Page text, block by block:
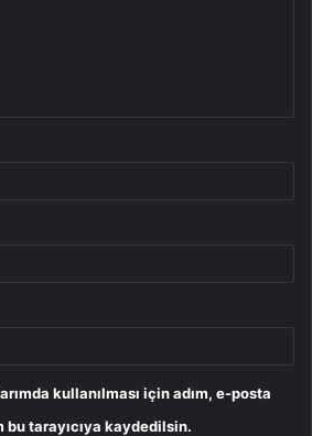
kullanılması için adım, e-posta
tarayıcıya kaydedilsin.